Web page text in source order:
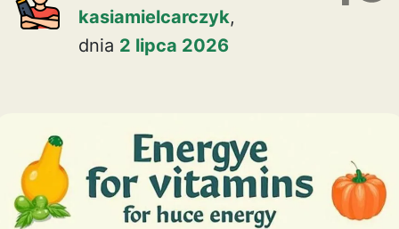
kasiamielcarczyk,
dnia 2 lipca 2026